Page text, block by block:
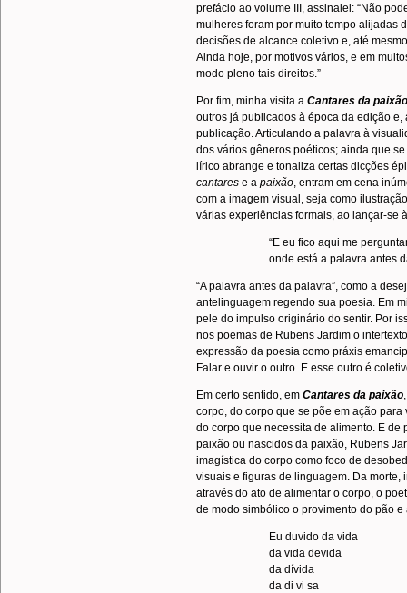
prefácio ao volume III, assinalei: “Não
mulheres foram por muito tempo alijadas
decisões de alcance coletivo e, até
Ainda hoje, por motivos vários, e em
modo pleno tais direitos.”
Por fim, minha visita a Cantares da paixão
outros já publicados à época da edição
publicação. Articulando a palavra à
dos vários gêneros poéticos; ainda que
lírico abrange e tonaliza certas dicções
cantares e a paixão, entram em cena
com a imagem visual, seja como
várias experiências formais, ao lançar-se
“E eu fico aqui me
onde está a palavra antes
“A palavra antes da palavra”, como a
antelinguagem regendo sua poesia. Em
pele do impulso originário do sentir. Por
nos poemas de Rubens Jardim o
expressão da poesia como práxis
Falar e ouvir o outro. E esse outro é
Em certo sentido, em Cantares da paixão
corpo, do corpo que se põe em ação
do corpo que necessita de alimento. E
paixão ou nascidos da paixão, Rubens
imagística do corpo como foco de
visuais e figuras de linguagem. Da morte,
através do ato de alimentar o corpo, o
de modo simbólico o provimento do pão
Eu duvido da vida
da vida devida
da dívida
da di vi sa